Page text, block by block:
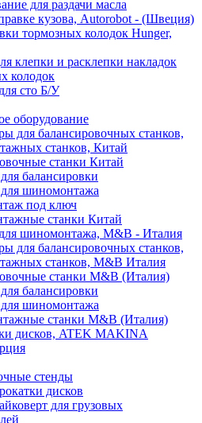
для раздачи масла
кузова, Autorobot - (Швеция)
тормозных колодок Hunger,
клепки и расклепки накладок
колодок
сто Б/У
оборудование
для балансировочных станков,
станков, Китай
станки Китай
балансировки
для шиномонтажа
под ключ
станки Китай
шиномонтажа, M&B - Италия
для балансировочных станков,
станков, M&B Италия
станки M&B (Италия)
балансировки
для шиномонтажа
станки M&B (Италия)
дисков, ATEK MAKINA
стенды
дисков
для грузовых